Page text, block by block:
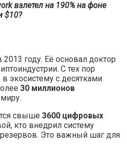
взлетел на 190% на фоне
$10?
2013 году. Её основал доктор
С тех пор
экосистему с десятками
30 миллионов
свыше 3600 цифровых
кто внедрил систему
Это важный шаг для